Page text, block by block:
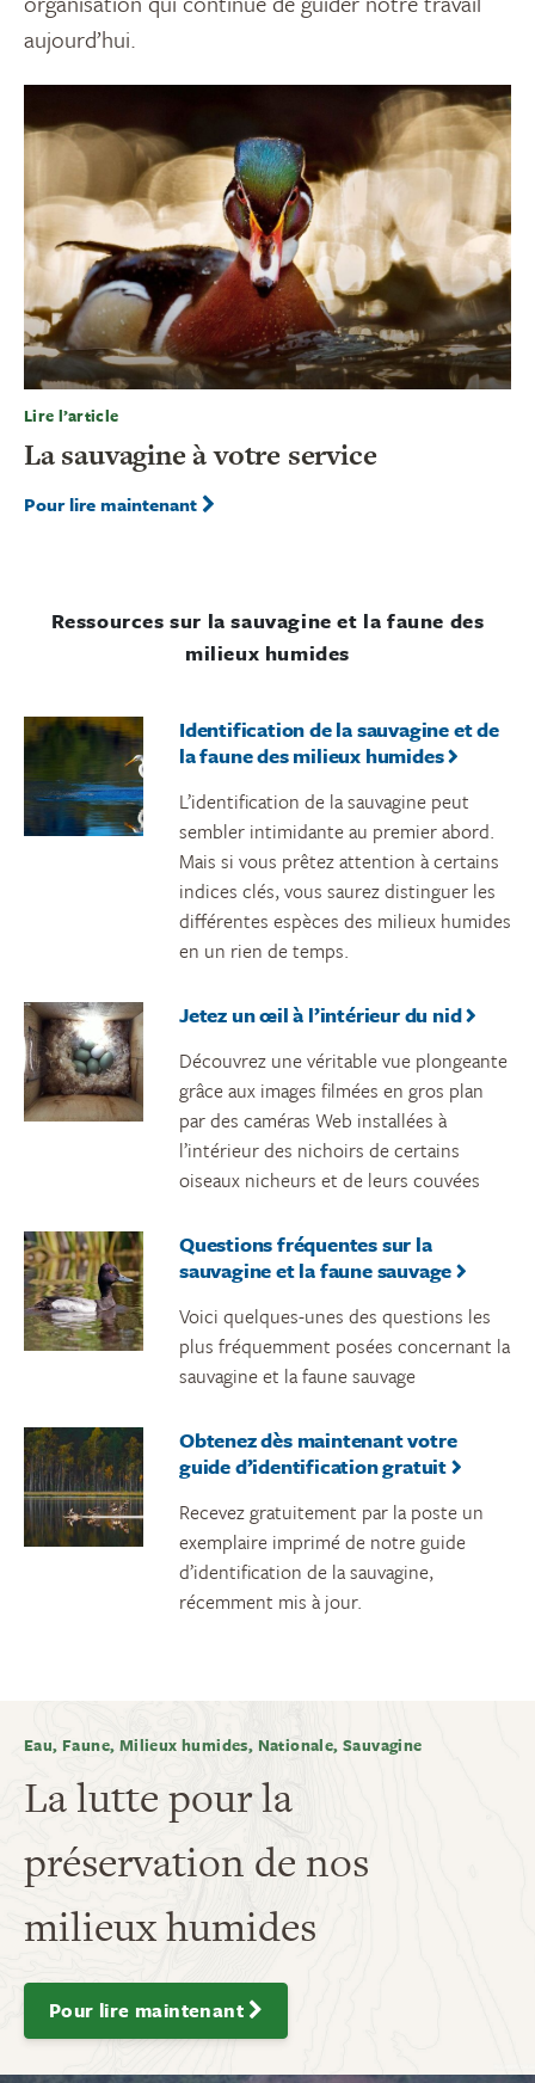
Lire l’article
La sauvagine à votre service
Pour lire maintenant
aujourd’hui.
Ressources sur la sauvagine et la faune des
milieux humides
Identification de la sauvagine et de
la faune des milieux humides
L’identification de la sauvagine peut
sembler intimidante au premier abord.
Mais si vous prêtez attention à certains
indices clés, vous saurez distinguer les
différentes espèces des milieux humides
en un rien de temps.
Jetez un œil à l’intérieur du nid
Découvrez une véritable vue plongeante
grâce aux images filmées en gros plan
par des caméras Web installées à
l’intérieur des nichoirs de certains
oiseaux nicheurs et de leurs couvées
Questions fréquentes sur la
sauvagine et la faune sauvage
Voici quelques-unes des questions les
plus fréquemment posées concernant la
sauvagine et la faune sauvage
Obtenez dès maintenant votre
guide d’identification gratuit
Recevez gratuitement par la poste un
exemplaire imprimé de notre guide
d’identification de la sauvagine,
récemment mis à jour.
Eau, Faune, Milieux humides, Nationale, Sauvagine
La lutte pour la
préservation de nos
milieux humides
Pour lire maintenant